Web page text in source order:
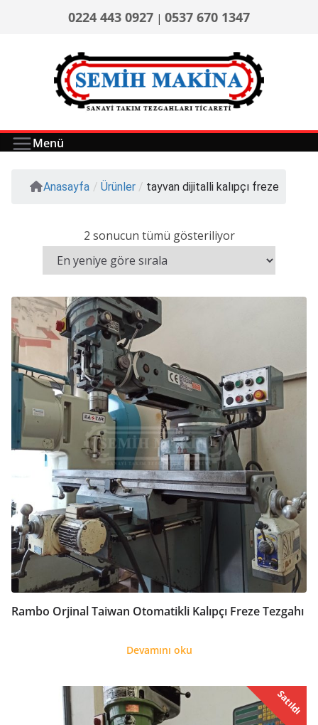
0224 443 0927 | 0537 670 1347
Menü
Anasayfa / Ürünler / tayvan dijitalli kalıpçı freze
2 sonucun tümü gösteriliyor
Rambo Orjinal Taiwan Otomatikli Kalıpçı Freze Tezgahı
Devamını oku
Satıldı